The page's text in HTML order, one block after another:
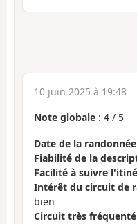
10 juin 2025 à 19:48
Note globale : 4 / 5
Date de la randonnée
Fiabilité de la
Facilité à suivre
Intérêt du circuit de
bien
Circuit très fréquenté